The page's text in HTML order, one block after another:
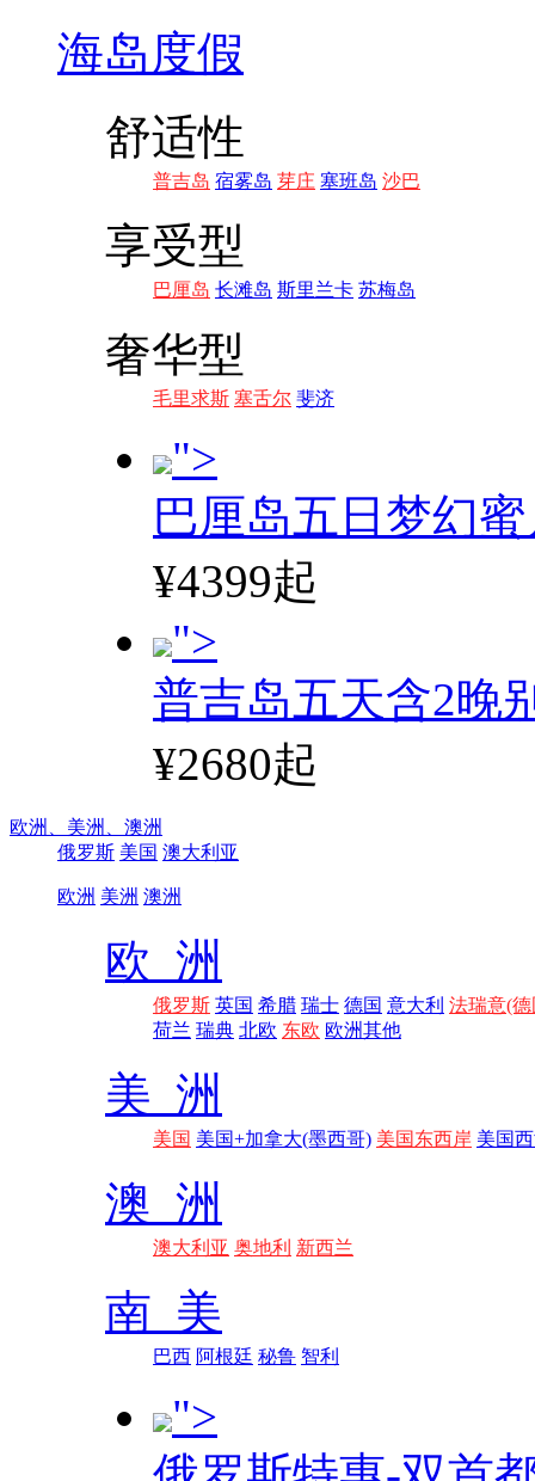
海岛度假
舒适性
普吉岛 宿雾岛 芽庄 塞班岛 沙巴
享受型
巴厘岛 长滩岛 斯里兰卡 苏梅岛
奢华型
毛里求斯 塞舌尔 斐济
">
巴厘岛五日梦幻
¥4399起
">
普吉岛五天含2晚
¥2680起
欧洲、 美洲、 澳洲
俄罗斯 美国 澳大利亚
欧洲 美洲 澳洲
欧 洲
俄罗斯 英国 希腊 瑞士 德国 意大利 法瑞意(德
荷兰 瑞典 北欧 东欧 欧洲其他
美 洲
美国 美国+加拿大(墨西哥) 美国东西岸 美国
澳 洲
澳大利亚 奥地利 新西兰
南 美
巴西 阿根廷 秘鲁 智利
">